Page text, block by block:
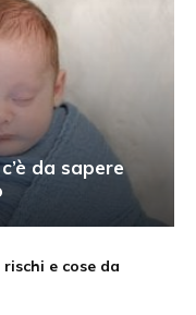
da sapere
e cose da